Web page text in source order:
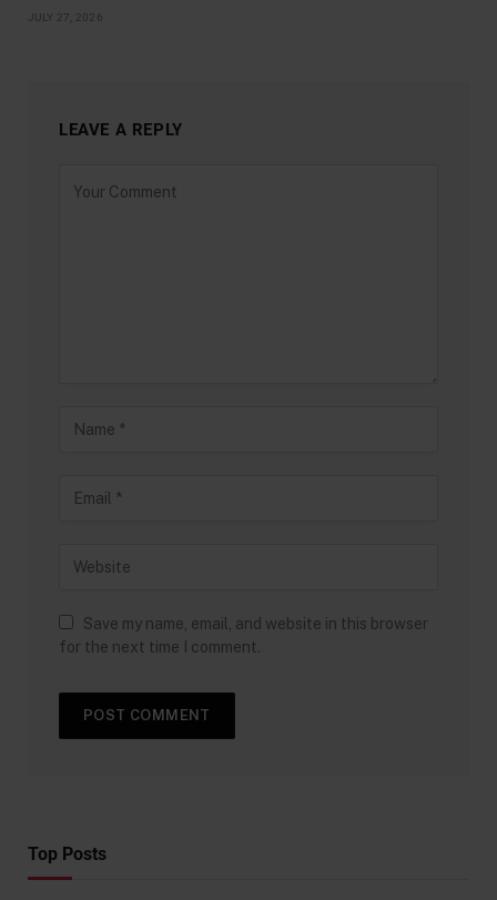
JULY 27, 2026
LEAVE A REPLY
Save my name, email, and website in this browser
for the next time I comment.
Top Posts